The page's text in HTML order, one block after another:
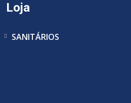
Loja
SANITÁRIOS